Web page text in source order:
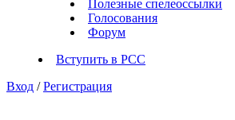
Полезные спелеоссылки
Голосования
Форум
Вступить в РСС
Вход / Регистрация